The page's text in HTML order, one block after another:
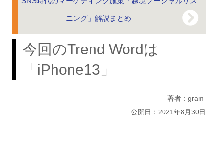
ニング」解説まとめ
今回のTrend Wordは
「iPhone13」
著者：gram
公開日：2021年8月30日